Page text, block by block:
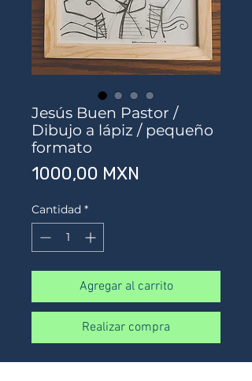
Jesús Buen Pastor /
Dibujo a lápiz / pequeño
formato
1000,00 MXN
Cantidad *
Agregar al carrito
Realizar compra